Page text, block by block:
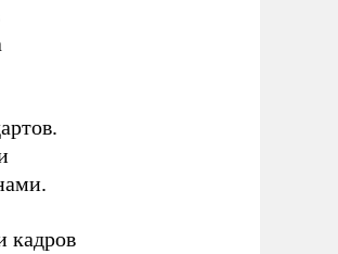
кадров